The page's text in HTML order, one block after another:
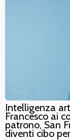
Intelligenza
Francesco ai
patrono, San
diventi cibo